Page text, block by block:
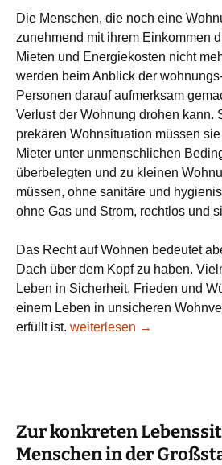
Die Menschen, die noch eine
zunehmend mit ihrem Einkommen
Mieten und Energiekosten nicht
werden beim Anblick der
Personen darauf aufmerksam
Verlust der Wohnung drohen kann.
prekären Wohnsituation müssen
Mieter unter unmenschlichen
überbelegten und zu kleinen
müssen, ohne sanitäre und
ohne Gas und Strom, rechtlos und
Das Recht auf Wohnen bedeutet
Dach über dem Kopf zu haben.
Leben in Sicherheit, Frieden und
einem Leben in unsicheren
erfüllt ist. Konkrete Lebenssituation
weiterlesen →
Zur konkreten
Menschen in der